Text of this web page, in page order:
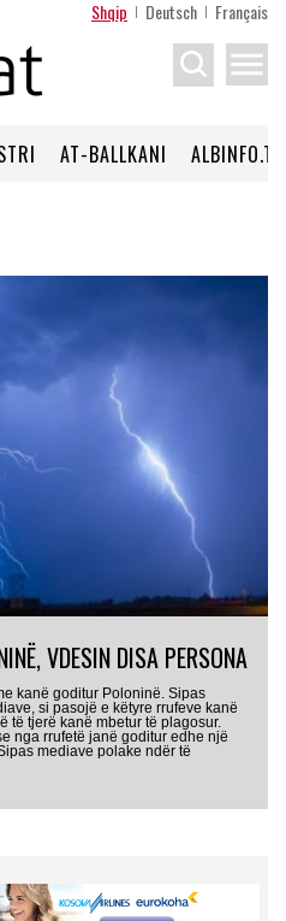
Shqip Deutsch Français
menu
AT-BALLKANI ALBINFO.TV
VDESIN DISA PERSONA
kanë goditur Poloninë. Sipas
si pasojë e këtyre rrufeve kanë
të tjerë kanë mbetur të plagosur.
nga rrufetë janë goditur edhe një
mediave polake ndër të